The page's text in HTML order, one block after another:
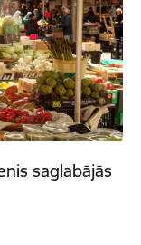
saglabājās